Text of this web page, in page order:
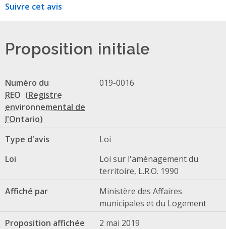
Suivre cet avis
Proposition initiale
Numéro du
REO
019-0016
Type d'avis
Loi
Loi
Loi sur l'aménagement du
territoire, L.R.O. 1990
Affiché par
Ministère des Affaires
municipales et du Logement
Proposition affichée
2 mai 2019